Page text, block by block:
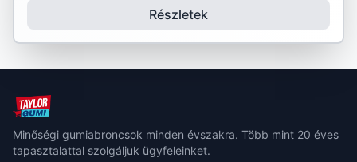
Részletek
Minőségi gumiabroncsok minden évszakra. Több mint 20 éves
tapasztalattal szolgáljuk ügyfeleinket.